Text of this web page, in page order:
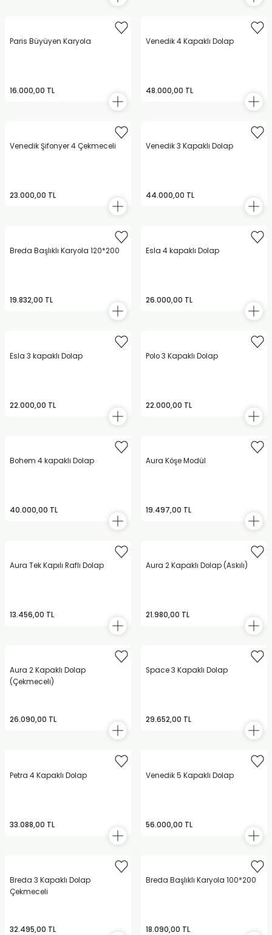
Paris Büyüyen Karyola
16.000,00 TL
Venedik 4 Kapaklı Dolap
48.000,00 TL
Venedik Şifonyer 4 Çekmeceli
23.000,00 TL
Venedik 3 Kapaklı Dolap
44.000,00 TL
Breda Başlıklı Karyola 120*200
19.832,00 TL
Esla 4 kapaklı Dolap
26.000,00 TL
Esla 3 kapaklı Dolap
22.000,00 TL
Polo 3 Kapaklı Dolap
22.000,00 TL
Bohem 4 kapaklı Dolap
40.000,00 TL
Aura Köşe Modül
19.497,00 TL
Aura Tek Kapılı Raflı Dolap
13.456,00 TL
Aura 2 Kapaklı Dolap (Askılı)
21.980,00 TL
Aura 2 Kapaklı Dolap
(Çekmeceli)
26.090,00 TL
Space 3 Kapaklı Dolap
29.652,00 TL
Petra 4 Kapaklı Dolap
33.088,00 TL
Venedik 5 Kapaklı Dolap
56.000,00 TL
Breda 3 Kapaklı Dolap
Çekmeceli
32.495,00 TL
Breda Başlıklı Karyola 100*200
18.090,00 TL